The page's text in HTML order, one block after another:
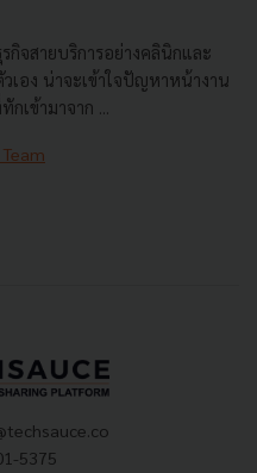
กิจสายบริการอย่างคลินิกและ
เอง น่าจะเข้าใจปัญหาหน้างาน
เข้ามาจาก ...
5375